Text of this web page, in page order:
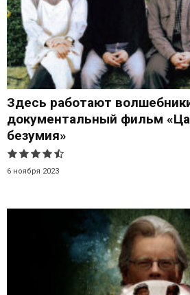
Здесь работают
документальный фильм
безумия»
6 ноября 2023